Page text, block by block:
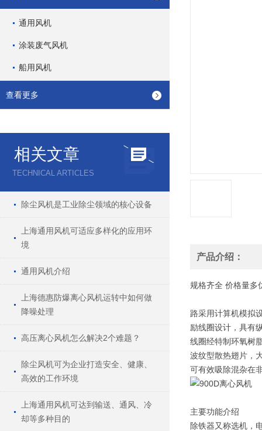
通用风机
涂装废气风机
船用风机
查看更多
相关文章
TECHNICAL ARTICLES
除尘风机是工业除尘领域的核心设备
上海通用风机可适应多样化的应用环
境
通用风机介绍
上海德惠防爆离心风机运转中如何做
降噪处理
高压离心风机怎么解决2个难题？
除尘风机可为企业打造安全、健康、
高效的工作环境
上海通用风机可达到输送、通风、冷
却等多种目的
产品介绍：
规格齐全 价格量多
路采用计算机模拟
励线圈设计，具有
线圈经特制环氧树
波纹型散热翅片，
可有效吸除混杂在
主要功能介绍
除铁器又称选机，